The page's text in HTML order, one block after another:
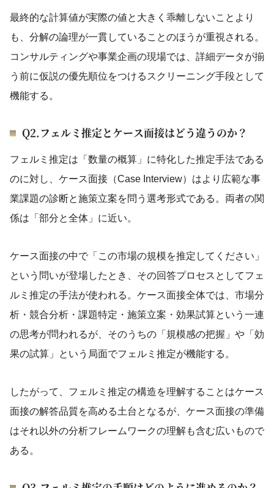
最終的な計算値が実際の値と大きく乖離しないことより
も、分解の論理が一貫していることのほうが重視される。
コンサルティングや事業企画の現場では、詳細データが揃
う前に仮説の優先順位をつけるスクリーニング手段として
機能する。
Q2.フェルミ推定とケース面接はどう違うのか？
フェルミ推定は「数量の概算」に特化した推定手法である
のに対し、ケース面接（Case Interview）はより広範な事
業課題の診断と施策立案を問う選考形式である。両者の関
係は「部分と全体」に近い。
ケース面接の中で「この市場の規模を推定してください」
という問いが登場したとき、その回答プロセスとしてフェ
ルミ推定の手法が使われる。ケース面接全体では、市場分
析・競合分析・課題特定・施策立案・効果試算という一連
の思考が問われるが、そのうちの「規模感の把握」や「効
果の試算」という局面でフェルミ推定が機能する。
したがって、フェルミ推定の構造を理解することはケース
面接の解答品質を高める土台となるが、ケース面接の準備
はそれ以外の分析フレームワークの理解も含む広いもので
ある。